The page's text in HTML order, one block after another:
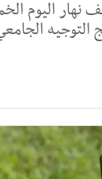
التوجيه